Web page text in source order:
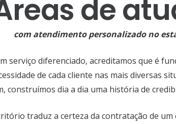
de
com atendimento personalizado no
serviço diferenciado, acreditamos que é
de cada cliente nas mais diversas
construímos dia a dia uma história de
traduz a certeza da contratação de